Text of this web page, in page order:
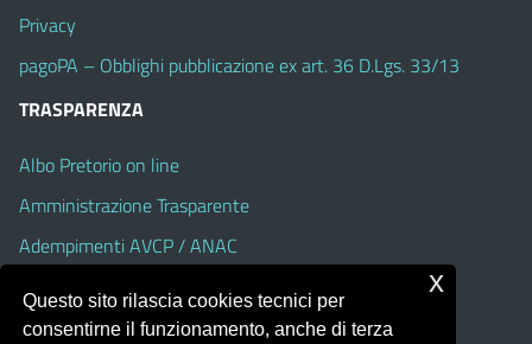
Privacy
pagoPA – Obblighi pubblicazione ex art. 36 D.Lgs. 33/13
TRASPARENZA
Albo Pretorio on line
Amministrazione Trasparente
Adempimenti AVCP / ANAC
Accesso Civico
Dichiarazione di accessibilità
Questo sito rilascia cookies tecnici per
consentirne il funzionamento, anche di terza
x